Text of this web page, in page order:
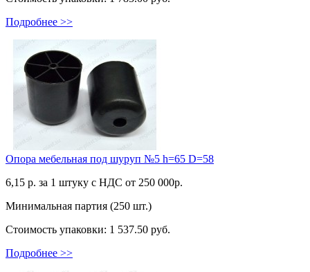
Подробнее >>
Опора мебельная под шуруп №5 h=65 D=58
6,15 р. за 1 штуку c НДС от 250 000р.
Минимальная партия (250 шт.)
Стоимость упаковки: 1 537.50 руб.
Подробнее >>